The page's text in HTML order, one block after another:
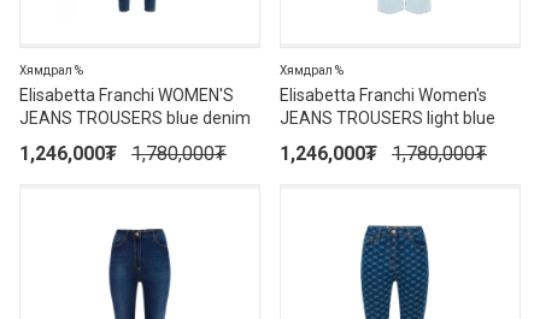
Elisabetta Franchi WOMEN'S
JEANS TROUSERS blue denim
Хямдрал %
1,246,000₮ 1,780,000₮
Elisabetta Franchi Women's
JEANS TROUSERS light blue
Хямдрал %
1,246,000₮ 1,780,000₮